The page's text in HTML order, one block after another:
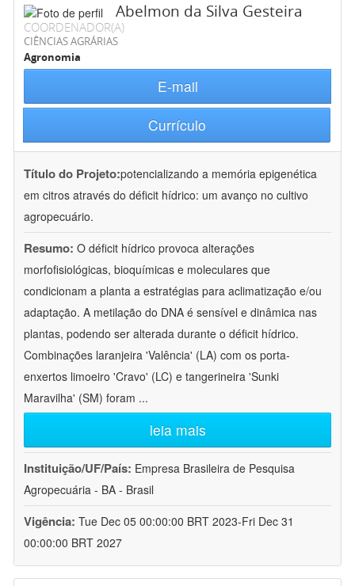
Abelmon da Silva Gesteira
COORDENADOR(A)
CIÊNCIAS AGRÁRIAS
Agronomia
E-mail
Currículo
Título do Projeto:potencializando a memória epigenética
em citros através do déficit hídrico: um avanço no cultivo
agropecuário.
Resumo: O déficit hídrico provoca alterações
morfofisiológicas, bioquímicas e moleculares que
condicionam a planta a estratégias para aclimatização e/ou
adaptação. A metilação do DNA é sensível e dinâmica nas
plantas, podendo ser alterada durante o déficit hídrico.
Combinações laranjeira 'Valência' (LA) com os porta-
enxertos limoeiro 'Cravo' (LC) e tangerineira 'Sunki
Maravilha' (SM) foram ...
leia mais
Instituição/UF/País: Empresa Brasileira de Pesquisa
Agropecuária - BA - Brasil
Vigência: Tue Dec 05 00:00:00 BRT 2023-Fri Dec 31
00:00:00 BRT 2027